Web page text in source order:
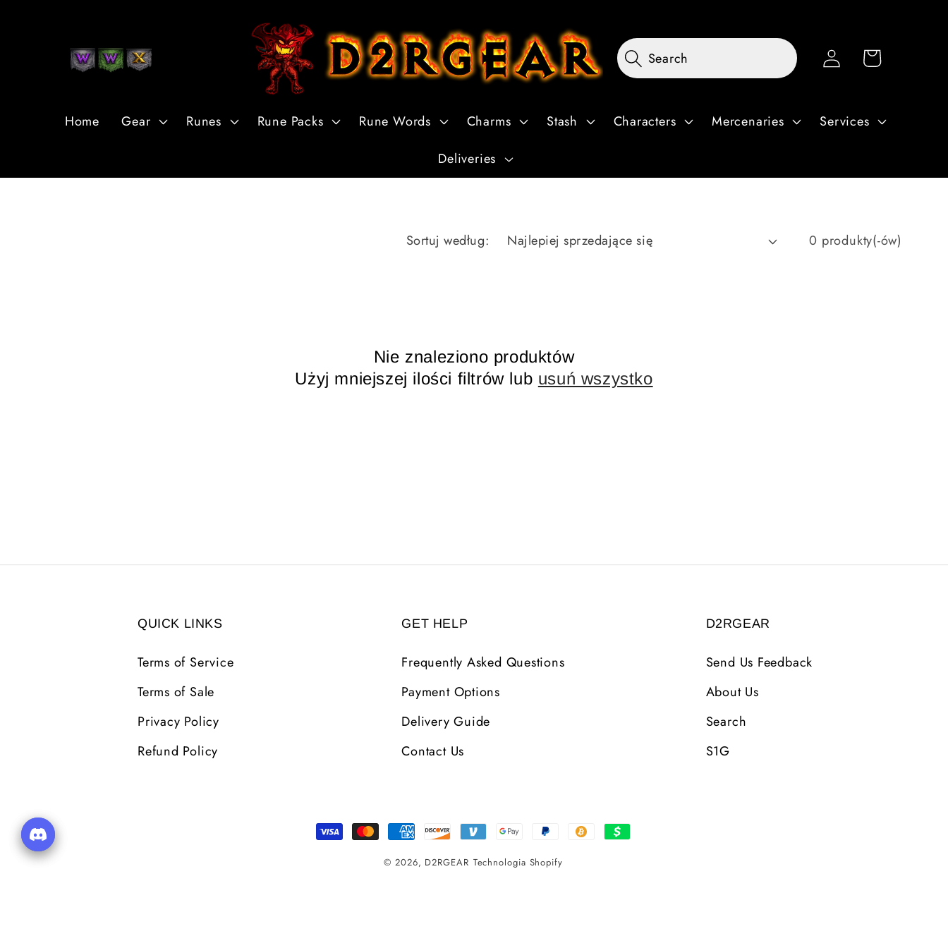
Home Gear Runes Rune Packs Rune Words Charms Stash Characters Mercenaries Services
Deliveries
Search
Zaloguj
się
Koszyk
Sortuj według: 0 produkty(-ów)
Nie znaleziono produktów
Użyj mniejszej ilości filtrów lub usuń wszystko
QUICK LINKS
Terms of Service
Terms of Sale
Privacy Policy
Refund Policy
GET HELP
Frequently Asked Questions
Payment Options
Delivery Guide
Contact Us
D2RGEAR
Send Us Feedback
About Us
Search
S1G
Metody
© 2026, D2RGEAR Technologia Shopify